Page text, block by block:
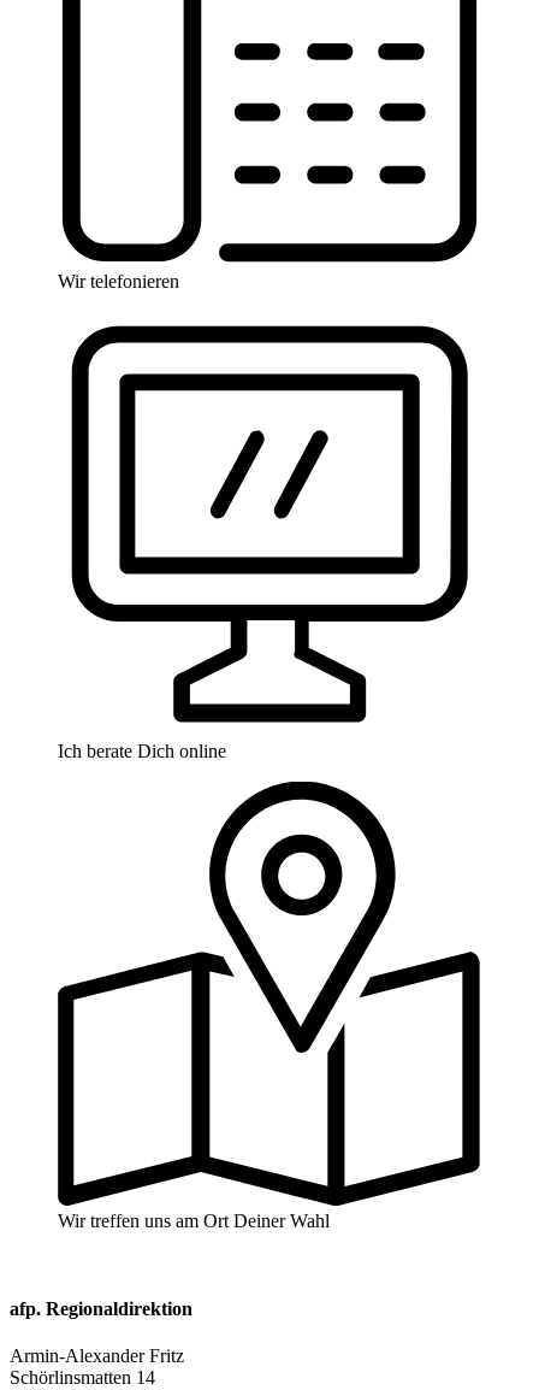
Wir telefonieren
Ich berate Dich online
Wir treffen uns am Ort Deiner Wahl
afp. Regionaldirektion
Armin-Alexander Fritz
Schörlinsmatten 14